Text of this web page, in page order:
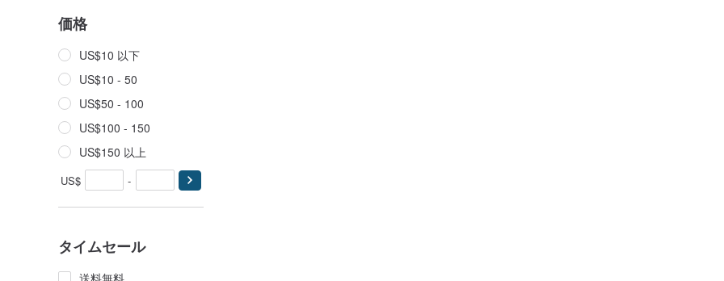
価格
US$10 以下
US$10 - 50
US$50 - 100
US$100 - 150
US$150 以上
US$ -
タイムセール
送料無料